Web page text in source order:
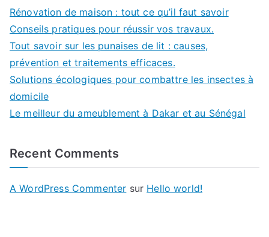
Rénovation de maison : tout ce qu’il faut savoir
Conseils pratiques pour réussir vos travaux.
Tout savoir sur les punaises de lit : causes,
prévention et traitements efficaces.
Solutions écologiques pour combattre les insectes à
domicile
Le meilleur du ameublement à Dakar et au Sénégal
Recent Comments
A WordPress Commenter sur Hello world!